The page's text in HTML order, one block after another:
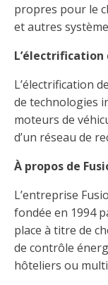
propres pour le
et autres
L’électrification
de technologies
moteurs de
d’un réseau de
À propos de
L’entreprise
fondée en 1994
place à titre de
de contrôle
hôteliers ou